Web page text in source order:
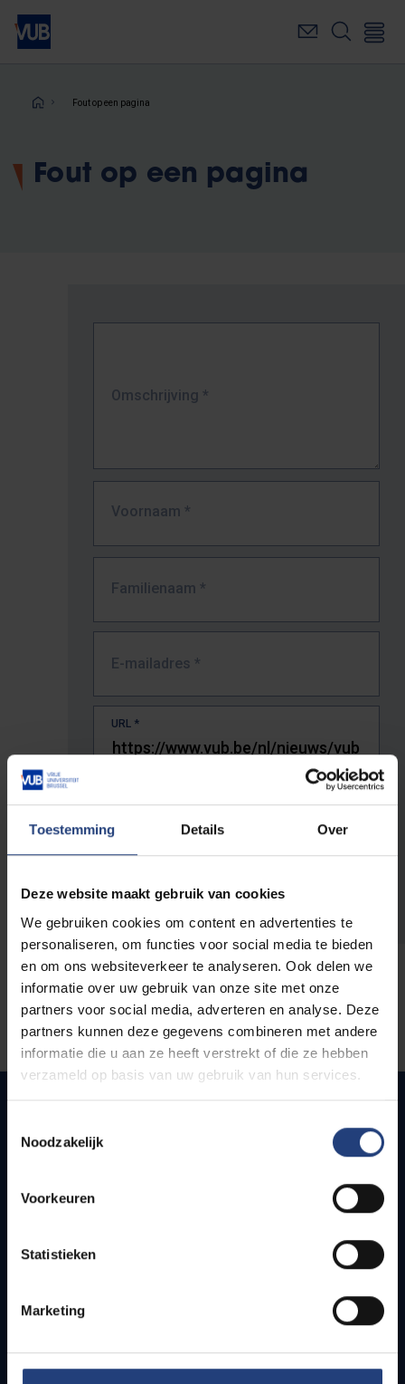
Toestemming Details Over
Deze website maakt gebruik van cookies
We gebruiken cookies om content en advertenties te
personaliseren, om functies voor social media te bieden
en om ons websiteverkeer te analyseren. Ook delen we
informatie over uw gebruik van onze site met onze
partners voor social media, adverteren en analyse. Deze
partners kunnen deze gegevens combineren met andere
informatie die u aan ze heeft verstrekt of die ze hebben
verzameld op basis van uw gebruik van hun services.
Noodzakelijk
Voorkeuren
Statistieken
Marketing
Overslaan
naar
inhoudKruimelpad
Fout op een pagina
Fout op een pagina
Omschrijving *
Voornaam *
Familienaam *
E-mailadres *
URL *
De volledige URL van de pagina waar je de fout zag.
Snel naar
Bereikbaarheid